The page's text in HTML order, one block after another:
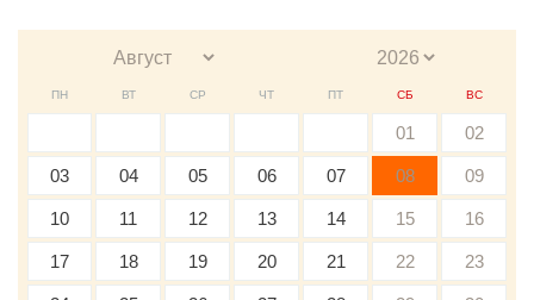
ПН ВТ СР ЧТ ПТ СБ ВС
01 02
03 04 05 06 07 08 09
10 11 12 13 14 15 16
17 18 19 20 21 22 23